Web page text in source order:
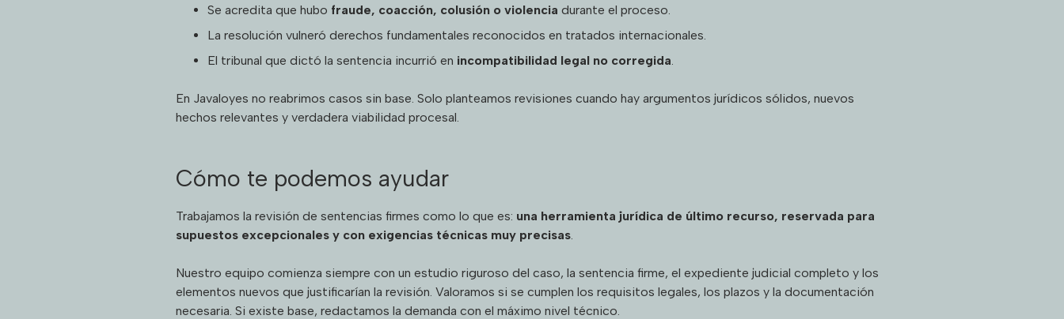
Se acredita que hubo fraude, coacción, colusión o violencia durante el proceso.
La resolución vulneró derechos fundamentales reconocidos en tratados internacionales.
El tribunal que dictó la sentencia incurrió en incompatibilidad legal no corregida
En Javaloyes no reabrimos casos sin base. Solo planteamos revisiones cuando hay argumentos jurídicos sólidos, nuevos
hechos relevantes y verdadera viabilidad procesal.
Cómo te podemos ayudar
Trabajamos la revisión de sentencias firmes como lo que es: una herramienta jurídica de último recurso, reservada para
supuestos excepcionales y con exigencias técnicas muy precisas
Nuestro equipo comienza siempre con un estudio riguroso del caso, la sentencia firme, el expediente judicial completo y los
elementos nuevos que justificarían la revisión. Valoramos si se cumplen los requisitos legales, los plazos y la documentación
necesaria. Si existe base, redactamos la demanda con el máximo nivel técnico.